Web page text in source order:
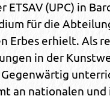
(UPC) in
für die
Erbes erhielt. Als
in der
an nationalen